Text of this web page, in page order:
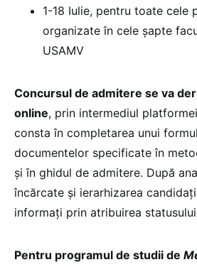
1-18 Iulie, pentru toate cele
organizate în cele șapte
USAMV
Concursul de admitere se va
online, prin intermediul
consta în completarea unui
documentelor specificate în
și în ghidul de admitere. După
încărcate și ierarhizarea
informați prin atribuirea
Pentru programul de studii de